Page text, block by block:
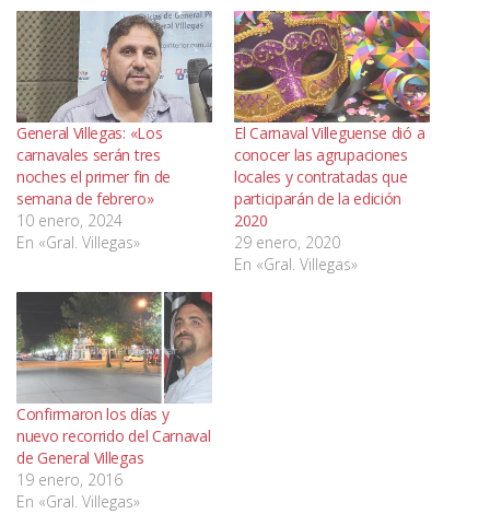
General Villegas: «Los
carnavales serán tres
noches el primer fin de
semana de febrero»
10 enero, 2024
En «Gral. Villegas»
El Carnaval Villeguense dió a
conocer las agrupaciones
locales y contratadas que
participarán de la edición
2020
29 enero, 2020
En «Gral. Villegas»
Confirmaron los días y
nuevo recorrido del Carnaval
de General Villegas
19 enero, 2016
En «Gral. Villegas»